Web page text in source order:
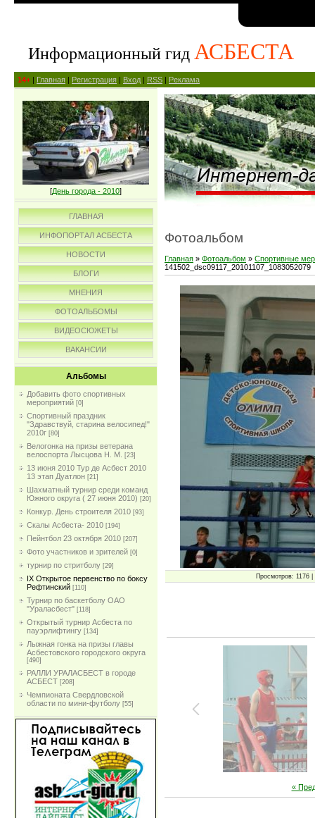
Информационный гид АСБЕСТА
14+ | Главная | Регистрация | Вход | RSS | Реклама
[День города - 2010]
ГЛАВНАЯ
ИНФОПОРТАЛ АСБЕСТА
НОВОСТИ
БЛОГИ
МНЕНИЯ
ФОТОАЛЬБОМЫ
ВИДЕОСЮЖЕТЫ
ВАКАНСИИ
Альбомы
Добавить фото спортивных
мероприятий [0]
Спортивный праздник
"Здравствуй, старина велосипед!"
2010г [80]
Велогонка на призы ветерана
велоспорта Лысцова Н. М.
[23]
13 июня 2010 Тур де Асбест 2010
13 этап Дуатлон [21]
Шахматный турнир среди команд
Южного округа ( 27 июня 2010) [20]
Конкур. День строителя 2010 [93]
Скалы Асбеста- 2010 [194]
Пейнтбол 23 октября 2010 [207]
Фото участников и зрителей [0]
турнир по стритболу [29]
IX Открытое первенство по боксу
Рефтинский [110]
Турнир по баскетболу ОАО
"Ураласбест" [118]
Открытый турнир Асбеста по
пауэрлифтингу [134]
Лыжная гонка на призы главы
Асбестовского городского округа
[490]
РАЛЛИ УРАЛАСБЕСТ в городе
АСБЕСТ [208]
Чемпионата Свердловской
области по мини-футболу [55]
Фотоальбом
Главная » Фотоальбом » Спортивные
141502_dsc09117_20101107_1083052079
Просмотров: 1176
«